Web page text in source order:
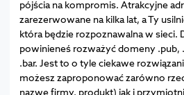
pójścia na kompromis. Atrakcyjne
zarezerwowane na kilka lat, a Ty
która będzie rozpoznawalna w sieci.
powinieneś rozważyć domeny .pub,
.bar. Jest to o tyle ciekawe
możesz zaproponować zarówno
nazwę firmy, produkt) jak i